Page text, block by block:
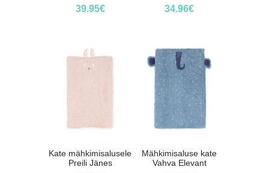
39.95€ 34.96€
Kate mähkimisalusele
Preili Jänes
Mähkimisaluse kate
Vahva Elevant